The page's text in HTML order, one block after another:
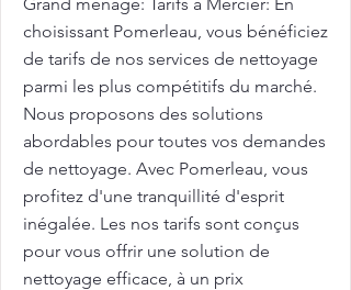
choisissant Pomerleau, vous bénéficiez
de tarifs de nos services de nettoyage
parmi les plus compétitifs du marché.
Nous proposons des solutions
abordables pour toutes vos demandes
de nettoyage. Avec Pomerleau, vous
profitez d'une tranquillité d'esprit
inégalée. Les nos tarifs sont conçus
pour vous offrir une solution de
nettoyage efficace, à un prix